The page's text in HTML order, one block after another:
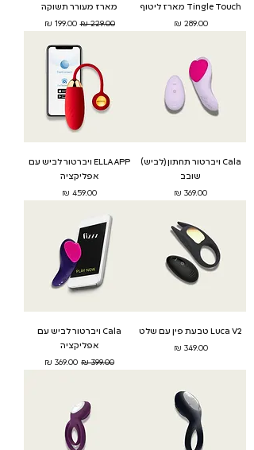
Tingle Touch מארז ליטוף
מחיר‏289.00 ‏₪
מארז מעורר תשוקה
מחיר רגיל‏229.00 ‏₪ מחיר מבצע‏199.00 ‏₪
Cala ויברטור תחתון (לביש)
שובב
מחיר
ELLA APP ויברטור לביש עם
אפליקציה
מחיר
Luca V2 טבעת פין עם שלט
מחיר‏349.00 ‏₪
Cala ויברטור לביש עם
אפליקציה
מחיר רגיל מחיר מבצע